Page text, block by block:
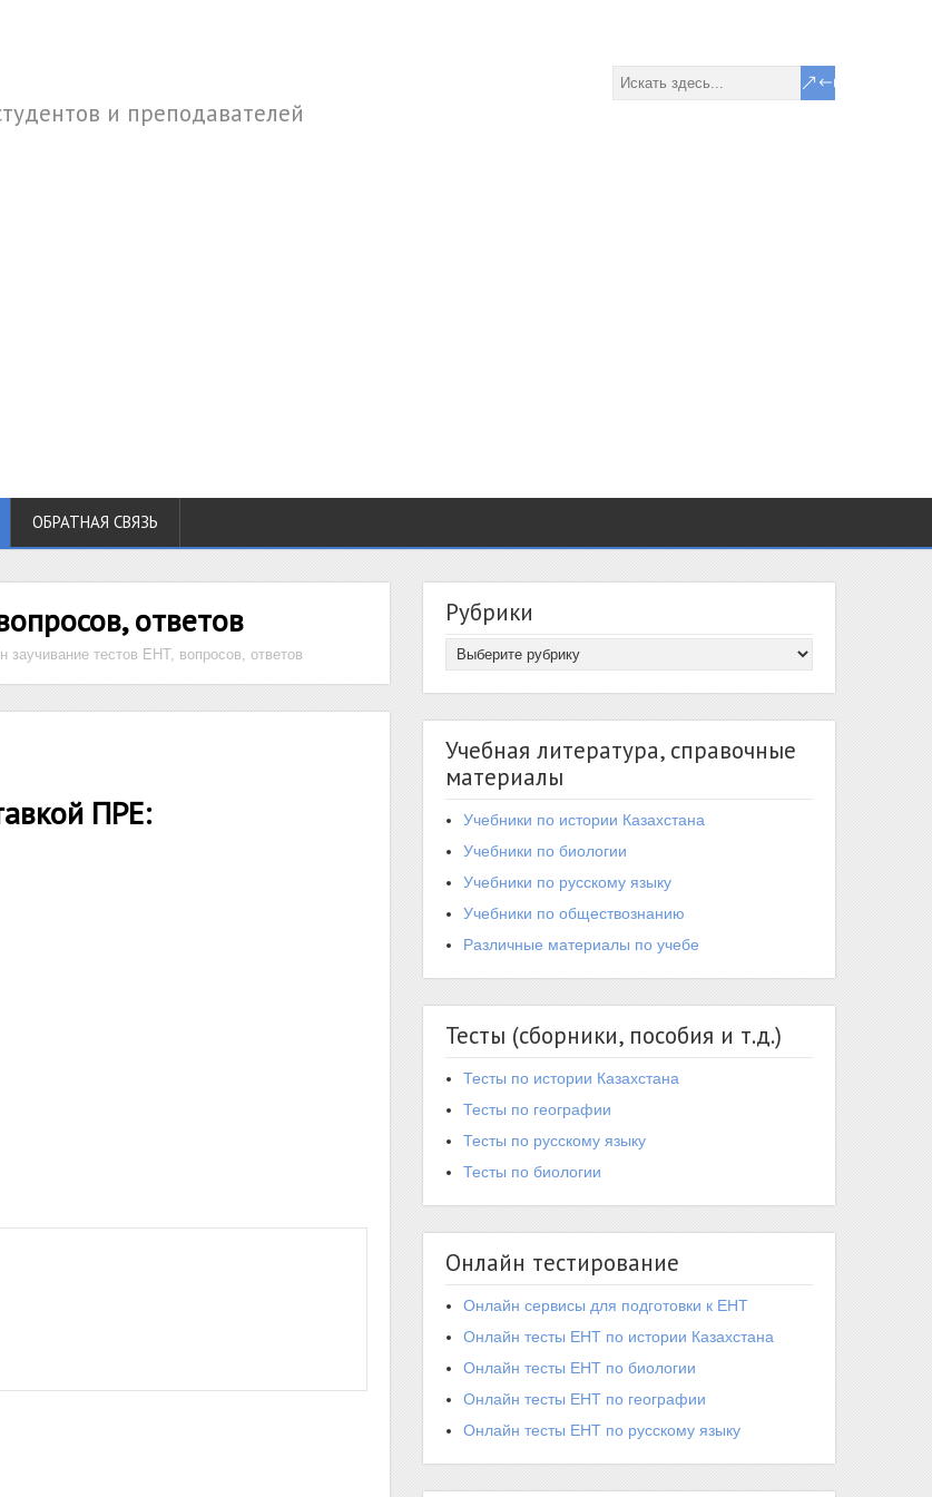
и преподавателей
ОБРАТНАЯ СВЯЗЬ
ответов
заучивание тестов ЕНТ, вопросов, ответов
ПРЕ:
Рубрики
Учебная литература, справочные
материалы
Учебники по истории Казахстана
Учебники по биологии
Учебники по русскому языку
Учебники по обществознанию
Различные материалы по учебе
Тесты (сборники, пособия и т.д.)
Тесты по истории Казахстана
Тесты по географии
Тесты по русскому языку
Тесты по биологии
Онлайн тестирование
Онлайн сервисы для подготовки к ЕНТ
Онлайн тесты ЕНТ по истории Казахстана
Онлайн тесты ЕНТ по биологии
Онлайн тесты ЕНТ по географии
Онлайн тесты ЕНТ по русскому языку